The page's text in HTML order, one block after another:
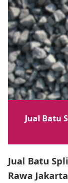
Jual Batu
Jual Batu
Rawa Jakarta